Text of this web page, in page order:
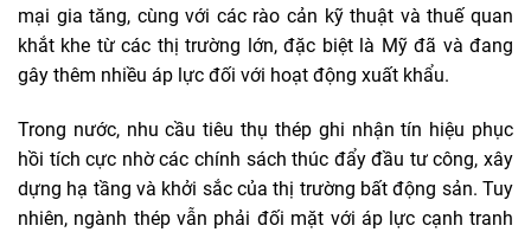
mại gia tăng, cùng với các rào cản kỹ thuật và thuế quan
khắt khe từ các thị trường lớn, đặc biệt là Mỹ đã và đang
gây thêm nhiều áp lực đối với hoạt động xuất khẩu.
Trong nước, nhu cầu tiêu thụ thép ghi nhận tín hiệu phục
hồi tích cực nhờ các chính sách thúc đẩy đầu tư công, xây
dựng hạ tầng và khởi sắc của thị trường bất động sản. Tuy
nhiên, ngành thép vẫn phải đối mặt với áp lực cạnh tranh